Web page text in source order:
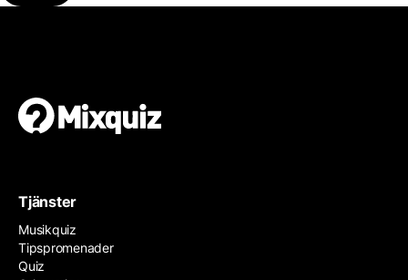
Tjänster
Musikquiz
Tipspromenader
Quiz